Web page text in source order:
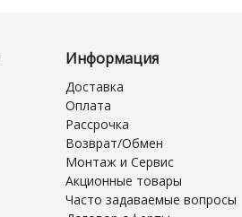
Информация
Доставка
Оплата
Рассрочка
Возврат/Обмен
Монтаж и Сервис
Акционные товары
Часто задаваемые вопросы